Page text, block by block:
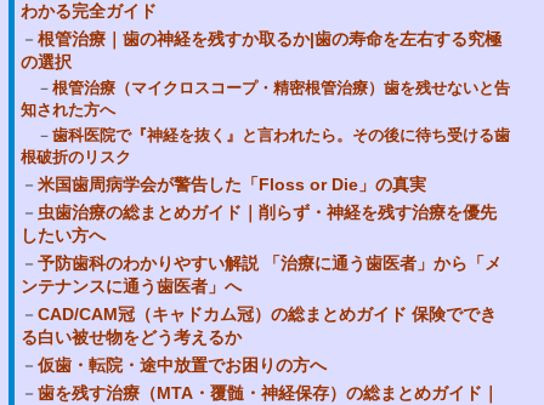
わかる完全ガイド
根管治療｜歯の神経を残すか取るか|歯の寿命を左右する究極
の選択
根管治療（マイクロスコープ・精密根管治療）歯を残せないと告
知された方へ
歯科医院で『神経を抜く』と言われたら。その後に待ち受ける歯
根破折のリスク
米国歯周病学会が警告した「Floss or Die」の真実
虫歯治療の総まとめガイド｜削らず・神経を残す治療を優先
したい方へ
予防歯科のわかりやすい解説 「治療に通う歯医者」から「メ
ンテナンスに通う歯医者」へ
CAD/CAM冠（キャドカム冠）の総まとめガイド 保険ででき
る白い被せ物をどう考えるか
仮歯・転院・途中放置でお困りの方へ
歯を残す治療（MTA・覆髄・神経保存）の総まとめガイド｜